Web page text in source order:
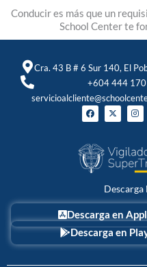
Conducir es más que un
School Center te
Cra. 43 B # 6 Sur 140, El
+604 444
F
a
c
b
o
o
k
X
-
t
t
t
e
I
n
s
g
r
a
m
Descarga en
Descarga en